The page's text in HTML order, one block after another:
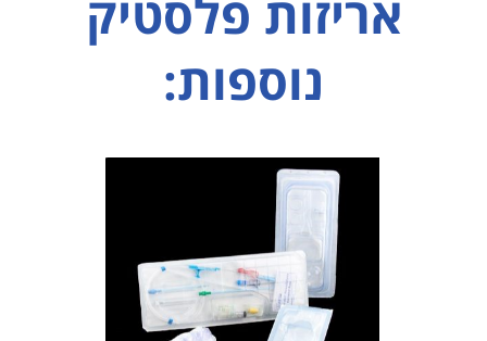
אריזות פלסטיק
נוספות: